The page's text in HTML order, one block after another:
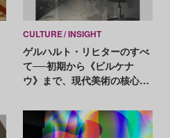
CULTURE INSIGHT
ゲルハルト・リヒターのすべ
て──初期から《ビルケナ
ウ》まで、現代美術の核心に